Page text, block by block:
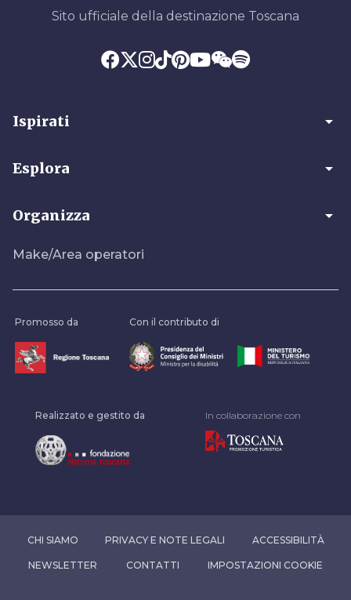
Sito ufficiale della destinazione Toscana
Ispirati arrow_drop_down
Esplora arrow_drop_down
Organizza arrow_drop_down
Make/Area operatori
Promosso da Con il contributo di
Realizzato e gestito da In collaborazione con
CHI SIAMO PRIVACY E NOTE LEGALI ACCESSIBILITÀ
NEWSLETTER CONTATTI IMPOSTAZIONI COOKIE